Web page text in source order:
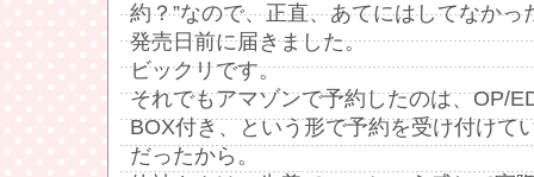
約？”なので、正直、あてにはしてなかっ
発売日前に届きました。
ビックリです。
それでもアマゾンで予約したのは、OP/
BOX付き、という形で予約を受け付けて
だったから。